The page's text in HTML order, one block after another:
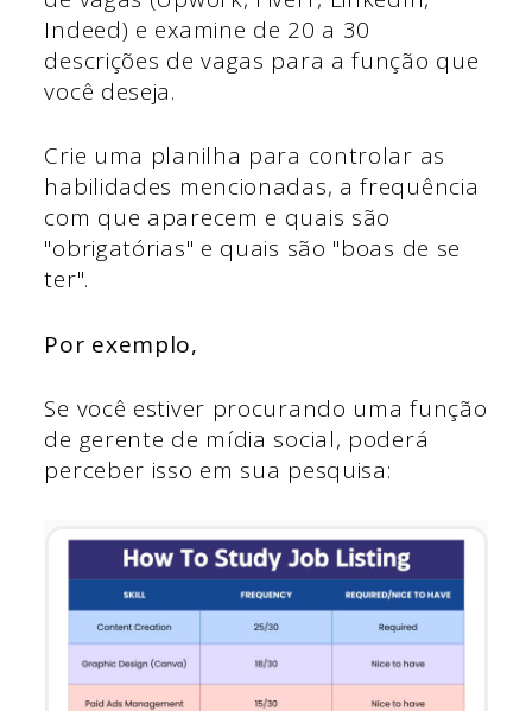
Indeed) e examine de 20 a 30
descrições de vagas para a função que
você deseja.
Crie uma planilha para controlar as
habilidades mencionadas, a frequência
com que aparecem e quais são
"obrigatórias" e quais são "boas de se
ter".
Por exemplo,
Se você estiver procurando uma função
de gerente de mídia social, poderá
perceber isso em sua pesquisa: